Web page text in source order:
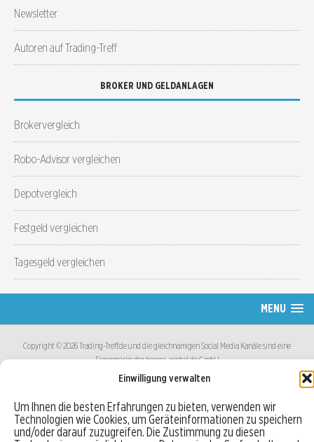
Einwilligung verwalten
Um Ihnen die besten Erfahrungen zu bieten, verwenden wir
Technologien wie Cookies, um Geräteinformationen zu speichern
und/oder darauf zuzugreifen. Die Zustimmung zu diesen
Newsletter
Autoren auf Trading-Treff
BROKER UND GELDANLAGEN
Brokervergleich
Robo-Advisor vergleichen
Depotvergleich
Festgeld vergleichen
Tagesgeld vergleichen
MENU
Copyright © 2026 Trading-Treff.de und die gleichnamigen Social Media Kanäle sind eine
Eigenmarke der boerse-global.de GmbH